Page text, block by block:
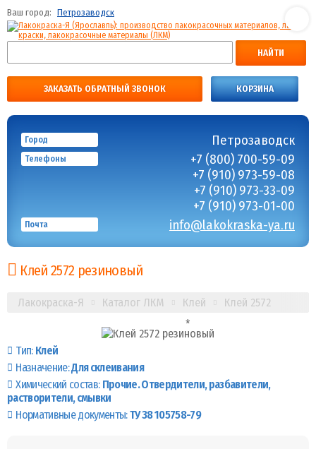
Ваш город: Петрозаводск
НАЙТИ
ЗАКАЗАТЬ ОБРАТНЫЙ ЗВОНОК КОРЗИНА
Город Петрозаводск
Телефоны
+7 (800) 700-59-09
+7 (910) 973-59-08
+7 (910) 973-33-09
+7 (910) 973-01-00
Почта info@lakokraska-ya.ru
Клей 2572 резиновый
Лакокраска-Я Каталог ЛКМ Клей Клей 2572
Тип: Клей
Назначение:Для склеивания
Химический состав: Прочие. Отвердители, разбавители,
растворители, смывки
Нормативные документы:ТУ 38 105758-79